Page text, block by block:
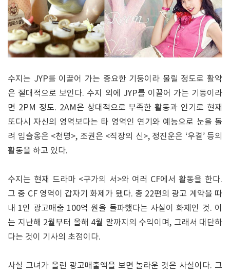
수지는 JYP를 이끌어 가는 중요한 기둥이라 불릴 정도로 활약
은 절대적으로 보인다. 수지 외에 JYP를 이끌어 가는 기둥이라
면 2PM 정도. 2AM은 상대적으로 부족한 활동과 인기로 현재
또다시 자신의 영역보다는 타 영역인 연기와 예능으로 눈을 돌
려 임슬옹은 <천명>, 조권은 <직장의 신>, 정진운은 ‘우결’ 등의
활동을 하고 있다.
수지는 현재 드라마 <구가의 서>와 여러 CF에서 활동을 한다.
그 중 CF 영역이 갑자기 화제가 됐다. 총 22편의 광고 계약을 따
내 1인 광고매출 100억 원을 돌파했다는 사실이 화제인 것. 이
는 지난해 2월부터 올해 4월 말까지의 수익이며, 그래서 대단하
다는 것이 기사의 초점이다.
사실 그녀가 올린 광고매출액을 보면 놀라운 것은 사실이다. 그